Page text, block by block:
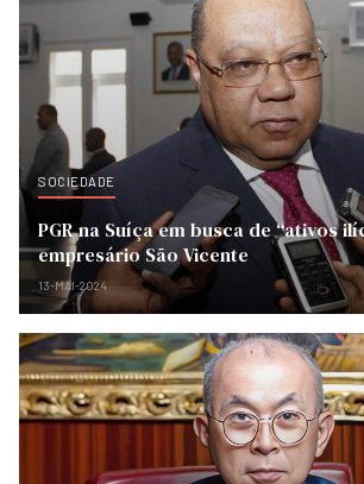
SOCIEDADE
PGR na Suíça em busca de “ativos
empresário São Vicente
13-MAI-2024